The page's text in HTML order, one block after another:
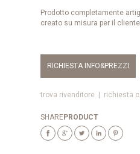
Prodotto completamente
creato su misura per il cliente
RICHIESTA INFO&PREZZI
trova rivenditore richiesta
SHAREPRODUCT